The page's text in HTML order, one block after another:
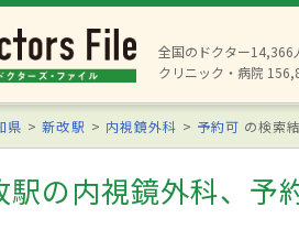
全国のドクター14,366
クリニック・病院
県 新改駅 内視鏡外科 予約可 の検索
駅の内視鏡外科、予